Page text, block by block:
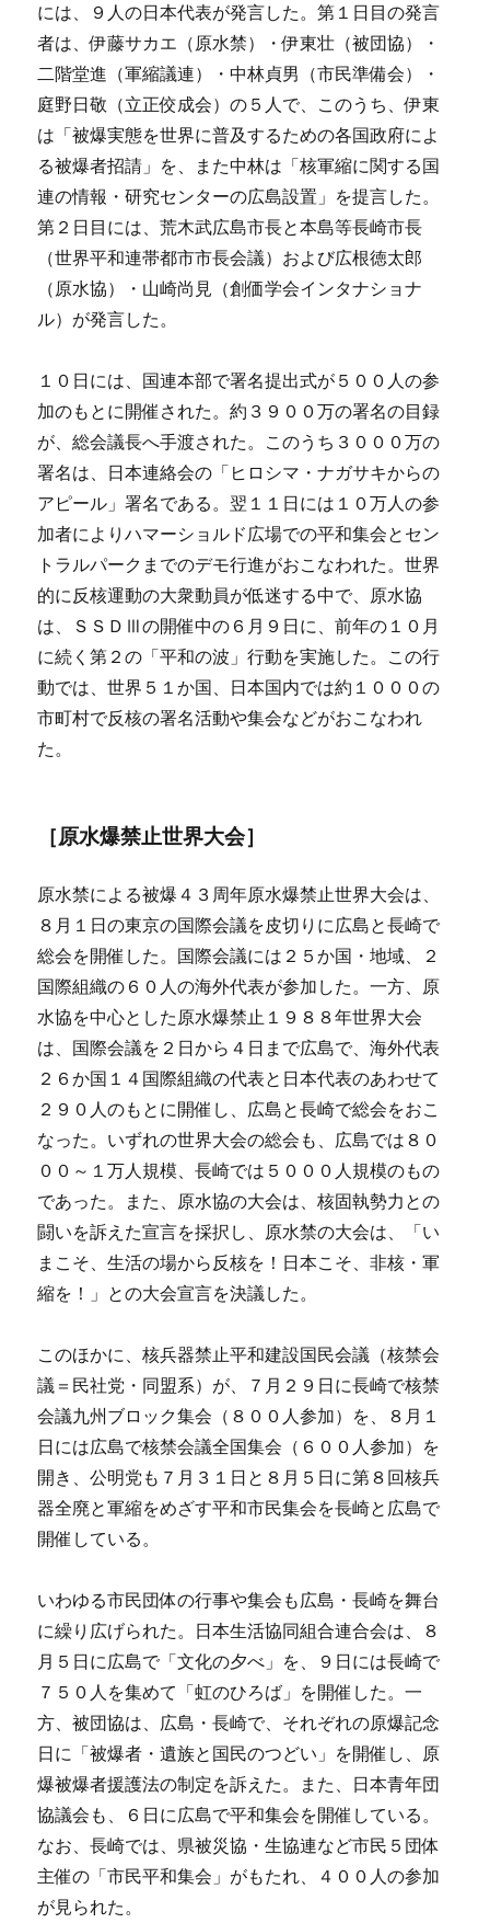
には、９人の日本代表が発言した。第１日目の発言
者は、伊藤サカエ（原水禁）・伊東壮（被団協）・
二階堂進（軍縮議連）・中林貞男（市民準備会）・
庭野日敬（立正佼成会）の５人で、このうち、伊東
は「被爆実態を世界に普及するための各国政府によ
る被爆者招請」を、また中林は「核軍縮に関する国
連の情報・研究センターの広島設置」を提言した。
第２日目には、荒木武広島市長と本島等長崎市長
（世界平和連帯都市市長会議）および広根徳太郎
（原水協）・山崎尚見（創価学会インタナショナ
ル）が発言した。
１０日には、国連本部で署名提出式が５００人の参
加のもとに開催された。約３９００万の署名の目録
が、総会議長へ手渡された。このうち３０００万の
署名は、日本連絡会の「ヒロシマ・ナガサキからの
アピール」署名である。翌１１日には１０万人の参
加者によりハマーショルド広場での平和集会とセン
トラルパークまでのデモ行進がおこなわれた。世界
的に反核運動の大衆動員が低迷する中で、原水協
は、ＳＳＤⅢの開催中の６月９日に、前年の１０月
に続く第２の「平和の波」行動を実施した。この行
動では、世界５１か国、日本国内では約１０００の
市町村で反核の署名活動や集会などがおこなわれ
た。
［原水爆禁止世界大会］
原水禁による被爆４３周年原水爆禁止世界大会は、
８月１日の東京の国際会議を皮切りに広島と長崎で
総会を開催した。国際会議には２５か国・地域、２
国際組織の６０人の海外代表が参加した。一方、原
水協を中心とした原水爆禁止１９８８年世界大会
は、国際会議を２日から４日まで広島で、海外代表
２６か国１４国際組織の代表と日本代表のあわせて
２９０人のもとに開催し、広島と長崎で総会をおこ
なった。いずれの世界大会の総会も、広島では８０
００～１万人規模、長崎では５０００人規模のもの
であった。また、原水協の大会は、核固執勢力との
闘いを訴えた宣言を採択し、原水禁の大会は、「い
まこそ、生活の場から反核を！日本こそ、非核・軍
縮を！」との大会宣言を決議した。
このほかに、核兵器禁止平和建設国民会議（核禁会
議＝民社党・同盟系）が、７月２９日に長崎で核禁
会議九州ブロック集会（８００人参加）を、８月１
日には広島で核禁会議全国集会（６００人参加）を
開き、公明党も７月３１日と８月５日に第８回核兵
器全廃と軍縮をめざす平和市民集会を長崎と広島で
開催している。
いわゆる市民団体の行事や集会も広島・長崎を舞台
に繰り広げられた。日本生活協同組合連合会は、８
月５日に広島で「文化の夕べ」を、９日には長崎で
７５０人を集めて「虹のひろば」を開催した。一
方、被団協は、広島・長崎で、それぞれの原爆記念
日に「被爆者・遺族と国民のつどい」を開催し、原
爆被爆者援護法の制定を訴えた。また、日本青年団
協議会も、６日に広島で平和集会を開催している。
なお、長崎では、県被災協・生協連など市民５団体
主催の「市民平和集会」がもたれ、４００人の参加
が見られた。